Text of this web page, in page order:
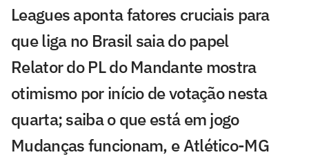
Leagues aponta fatores cruciais para
que liga no Brasil saia do papel
Relator do PL do Mandante mostra
otimismo por início de votação nesta
quarta; saiba o que está em jogo
Mudanças funcionam, e Atlético-MG